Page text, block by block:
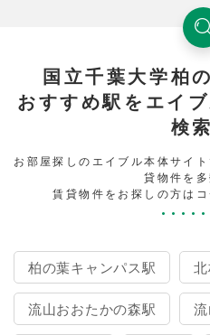
国立千葉大学柏
おすすめ駅をエ
検
お部屋探しのエイブル本体サイ
貸物件を多
賃貸物件をお探しの方は
柏の葉キャンパス駅
流山おおたかの森駅